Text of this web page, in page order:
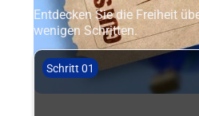
Entdecken Sie die Freiheit
wenigen Schritten.
Schritt 01